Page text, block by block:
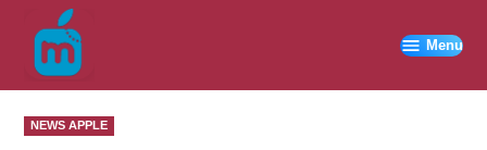
contenuto
Menu
PUBBLICATO
IN
NEWS APPLE